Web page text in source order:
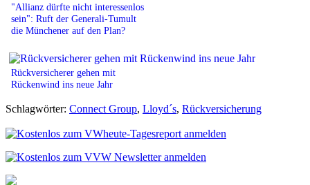
"Allianz dürfte nicht interessenlos
sein": Ruft der Generali-Tumult
die Münchener auf den Plan?
Rückversicherer gehen mit
Rückenwind ins neue Jahr
Schlagwörter: Connect Group, Lloyd´s, Rückversicherung